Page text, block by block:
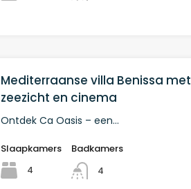
Mediterraanse villa Benissa met
zeezicht en cinema
Ontdek Ca Oasis – een…
Slaapkamers
4
Badkamers
4